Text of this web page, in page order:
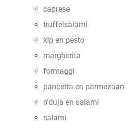
caprese
truffelsalami
kip en pesto
margherita
formaggi
pancetta en parmezaan
n'duja en salami
salami